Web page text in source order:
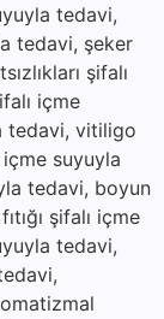
tedavi,
tedavi, şeker
şifalı
içme
tedavi, vitiligo
suyuyla
tedavi, boyun
şifalı içme
tedavi,